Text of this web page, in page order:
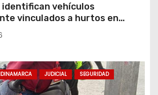
vehículos
vinculados a hurtos en
de Zipaquirá
JUDICIAL SEGURIDAD